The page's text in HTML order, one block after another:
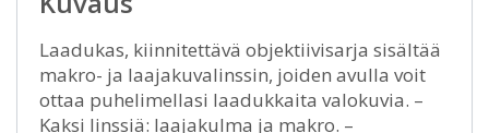
Laadukas, kiinnitettävä objektiivisarja sisältää
makro- ja laajakuvalinssin, joiden avulla voit
ottaa puhelimellasi laadukkaita valokuvia. –
Kaksi linssiä: laajakulma ja makro. –